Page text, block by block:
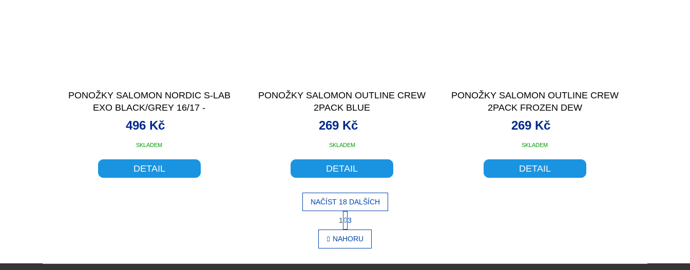
PONOŽKY SALOMON NORDIC S-LAB
EXO BLACK/GREY 16/17 -
SKLADEM
496 Kč
DETAIL
PONOŽKY SALOMON OUTLINE CREW
2PACK BLUE
SKLADEM
269 Kč
DETAIL
PONOŽKY SALOMON OUTLINE CREW
2PACK FROZEN DEW
SKLADEM
269 Kč
DETAIL
O
v
l
d
NAČÍST 18 DALŠÍCH
t
r
á
n
1 3
NAHORU